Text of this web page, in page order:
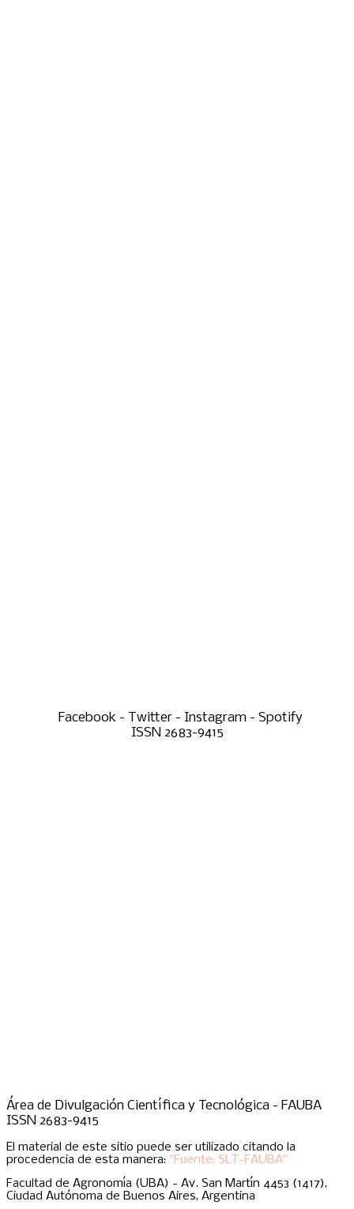
Facebook - Twitter - Instagram - Spotify
ISSN 2683-9415
Área de Divulgación Científica y Tecnológica - FAUBA
ISSN 2683-9415
El material de este sitio puede ser utilizado citando la
procedencia de esta manera: "Fuente: SLT-FAUBA"
Facultad de Agronomía (UBA) - Av. San Martín 4453 (1417),
Ciudad Autónoma de Buenos Aires, Argentina